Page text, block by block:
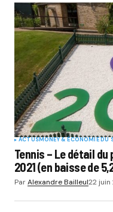
ACTUSMONEY & ÉCONOMIE DU
Tennis – Le détail du
2021 (en baisse de
ParAlexandre Bailleul22 juin